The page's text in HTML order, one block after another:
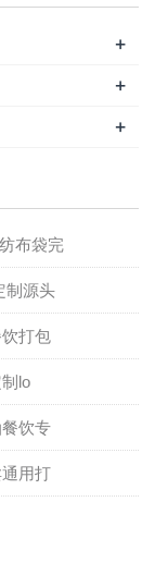
+
+
+
布袋完
制源头
打包
lo
饮专
用打